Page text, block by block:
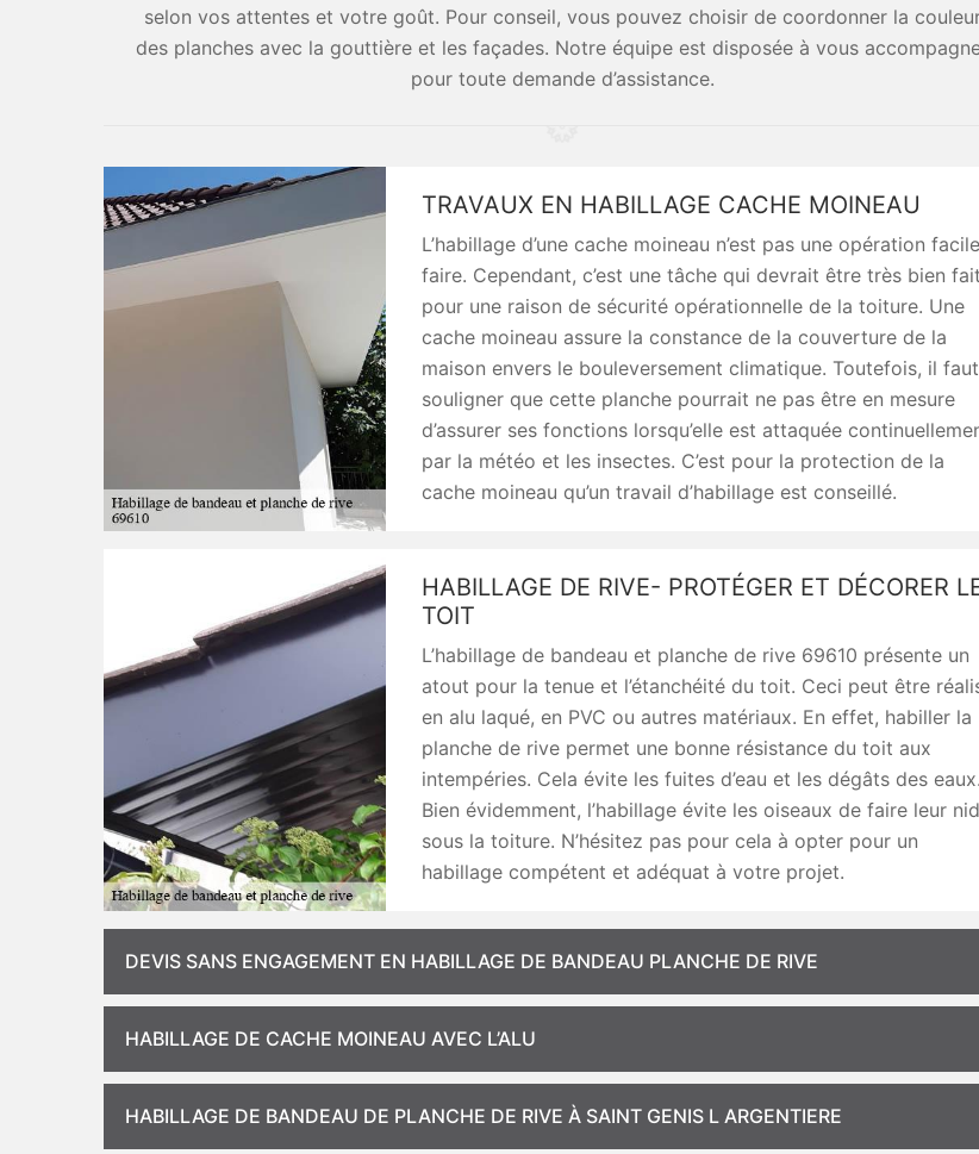
selon vos attentes et votre goût. Pour conseil, vous pouvez choisir de coordonner la
des planches avec la gouttière et les façades. Notre équipe est disposée à vous
pour toute demande d’assistance.
TRAVAUX EN HABILLAGE CACHE MOINEAU
L’habillage d’une cache moineau n’est pas une opération
faire. Cependant, c’est une tâche qui devrait être très bien
pour une raison de sécurité opérationnelle de la toiture. Une
cache moineau assure la constance de la couverture de la
maison envers le bouleversement climatique. Toutefois, il faut
souligner que cette planche pourrait ne pas être en mesure
d’assurer ses fonctions lorsqu’elle est attaquée
par la météo et les insectes. C’est pour la protection de la
cache moineau qu’un travail d’habillage est conseillé.
HABILLAGE DE RIVE- PROTÉGER ET DÉCORER
TOIT
L’habillage de bandeau et planche de rive 69610 présente un
atout pour la tenue et l’étanchéité du toit. Ceci peut être
en alu laqué, en PVC ou autres matériaux. En effet, habiller la
planche de rive permet une bonne résistance du toit aux
intempéries. Cela évite les fuites d’eau et les dégâts des eaux.
Bien évidemment, l’habillage évite les oiseaux de faire leur nid
sous la toiture. N’hésitez pas pour cela à opter pour un
habillage compétent et adéquat à votre projet.
DEVIS SANS ENGAGEMENT EN HABILLAGE DE BANDEAU PLANCHE DE RIVE
HABILLAGE DE CACHE MOINEAU AVEC L’ALU
HABILLAGE DE BANDEAU DE PLANCHE DE RIVE À SAINT GENIS L ARGENTIERE